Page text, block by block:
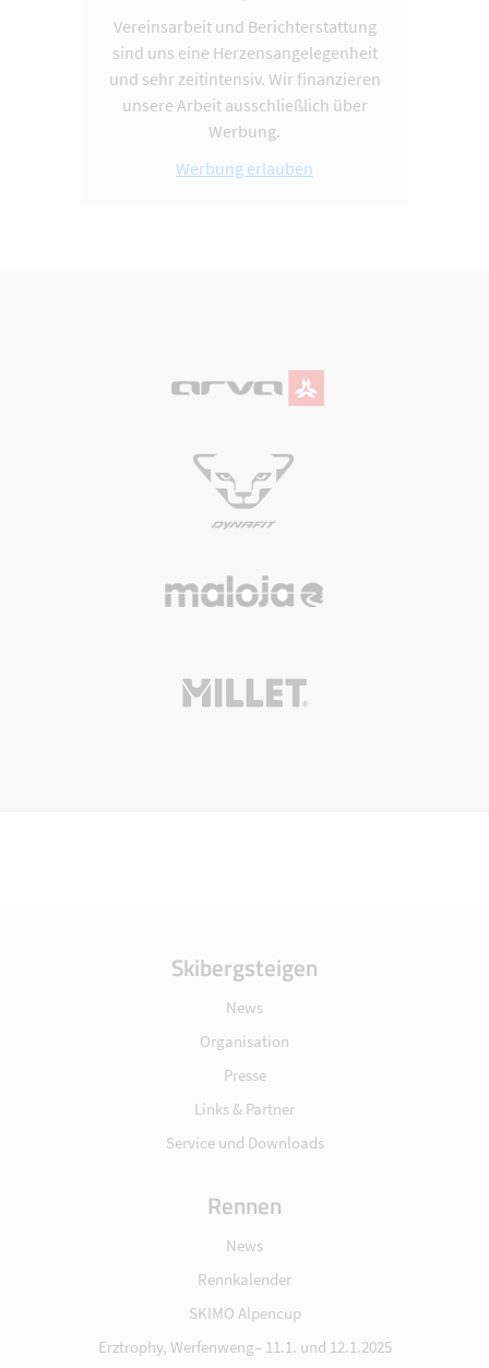
Vereinsarbeit und Berichterstattung
sind uns eine Herzensangelegenheit
und sehr zeitintensiv. Wir finanzieren
unsere Arbeit ausschließlich über
Werbung.
Werbung erlauben
Skibergsteigen
News
Organisation
Presse
Links & Partner
Service und Downloads
Rennen
News
Rennkalender
SKIMO Alpencup
Erztrophy, Werfenweng– 11.1. und 12.1.2025